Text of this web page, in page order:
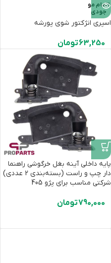
اتمام مو
جودی
اسپری انژکتور شوی پورشه
63,250تومان
پایه داخلی آینه بغل خرگوشی راهنما
دار چپ و راست (بسته‌بندی 2 عددی)
شرکتی مناسب برای پژو 405
790,000تومان